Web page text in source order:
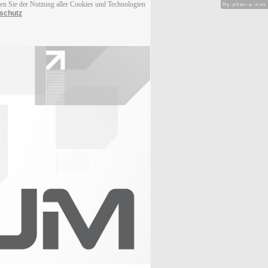
Sie der Nutzung aller Cookies und Technologien
Hy-phen-a-tion